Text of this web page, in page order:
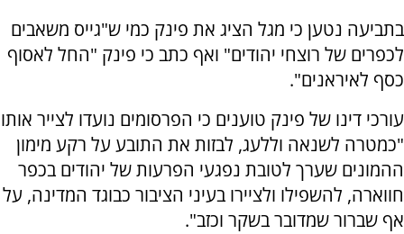
בתביעה נטען כי מגל הציג את פינק כמי ש"גייס משאבים
לכפרים של רוצחי יהודים" ואף כתב כי פינק "החל לאסוף
כסף לאיראנים".
עורכי דינו של פינק טוענים כי הפרסומים נועדו לצייר אותו
"כמטרה לשנאה וללעג, לבזות את התובע על רקע מימון
ההמונים שערך לטובת נפגעי הפרעות של יהודים בכפר
חווארה, להשפילו ולציירו בעיני הציבור כבוגד המדינה, על
אף שברור שמדובר בשקר וכזב".